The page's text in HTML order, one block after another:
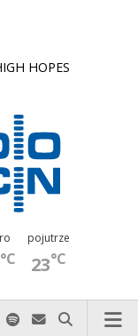
HOPES
°C
pojutrze
23°C
nas zadzwoń
Facebook-u
na Xnas na Instagram-ie
Odwiedź nas na TikTok-u
Szukaj nas na Spotify
Wyślij do nas
Szukaj